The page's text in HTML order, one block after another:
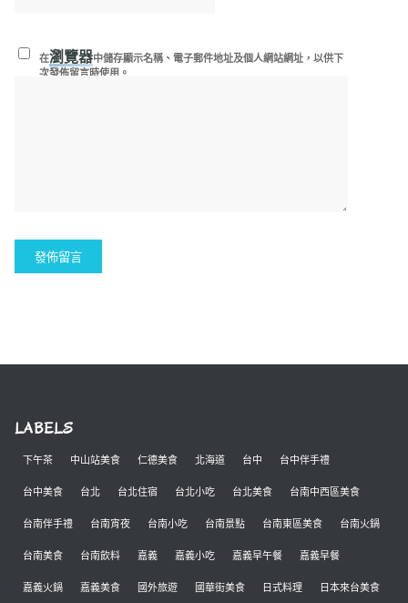
在瀏覽器中儲存顯示名稱、電子郵件地址及個人網站網址，以供下
次發佈留言時使用。
LABELS
下午茶 中山站美食 仁德美食 北海道 台中 台中伴手禮
台中美食 台北 台北住宿 台北小吃 台北美食 台南中西區美食
台南伴手禮 台南宵夜 台南小吃 台南景點 台南東區美食 台南火鍋
台南美食 台南飲料 嘉義 嘉義小吃 嘉義早午餐 嘉義早餐
嘉義火鍋 嘉義美食 國外旅遊 國華街美食 日式料理 日本來台美食